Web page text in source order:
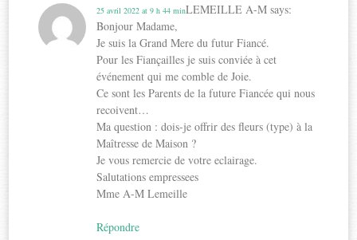
LEMEILLE A-M says:
25 avril 2022 at 9 h 44 min
Bonjour Madame,
Je suis la Grand Mere du futur Fiancé.
Pour les Fiançailles je suis conviée à cet
événement qui me comble de Joie.
Ce sont les Parents de la future Fiancée qui nous
recoivent…
Ma question : dois-je offrir des fleurs (type) à la
Maîtresse de Maison ?
Je vous remercie de votre eclairage.
Salutations empressees
Mme A-M Lemeille
Répondre